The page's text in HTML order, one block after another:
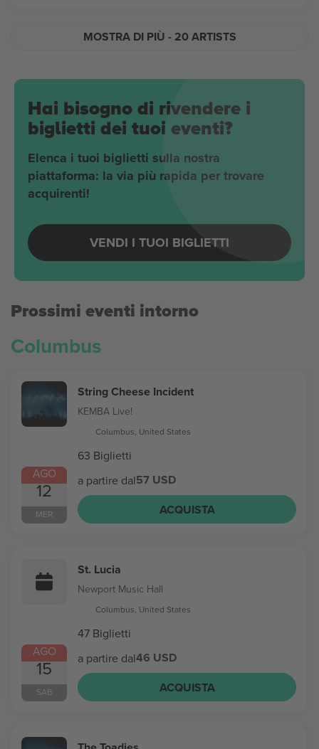
MOSTRA DI PIÙ - 20 ARTISTS
Hai bisogno di rivendere i
biglietti dei tuoi eventi?
Elenca i tuoi biglietti sulla nostra
piattaforma: la via più rapida per trovare
acquirenti!
VENDI I TUOI BIGLIETTI
Prossimi eventi intorno
Columbus
AGO
12
MER
String Cheese Incident
KEMBA Live!
Columbus, United States
63 Biglietti
a partire dal57 USD
ACQUISTA
AGO
15
SAB
St. Lucia
Newport Music Hall
Columbus, United States
47 Biglietti
a partire dal46 USD
ACQUISTA